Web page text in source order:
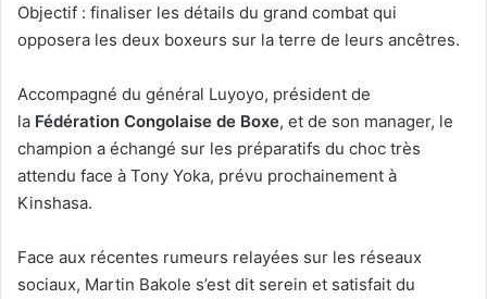
Objectif : finaliser les détails du grand combat qui
opposera les deux boxeurs sur la terre de leurs ancêtres.
Accompagné du général Luyoyo, président de
la Fédération Congolaise de Boxe, et de son manager, le
champion a échangé sur les préparatifs du choc très
attendu face à Tony Yoka, prévu prochainement à
Kinshasa.
Face aux récentes rumeurs relayées sur les réseaux
sociaux, Martin Bakole s’est dit serein et satisfait du